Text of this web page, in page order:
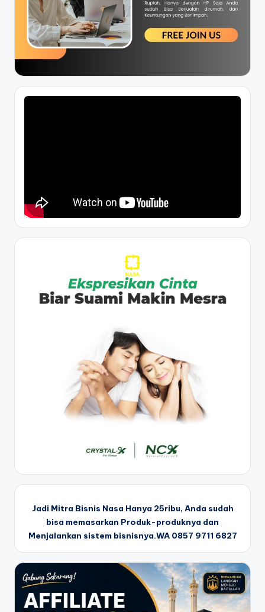
Jadi Mitra Bisnis Nasa Hanya 25ribu, Anda sudah
bisa memasarkan Produk-produknya dan
Menjalankan sistem bisnisnya.WA 0857 9711 6827